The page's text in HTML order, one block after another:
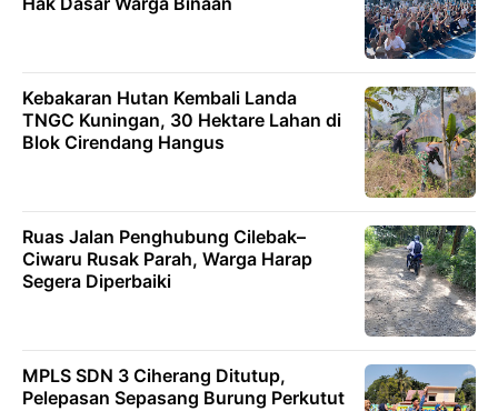
Kebakaran Hutan Kembali Landa
TNGC Kuningan, 30 Hektare Lahan di
Blok Cirendang Hangus
Ruas Jalan Penghubung Cilebak–
Ciwaru Rusak Parah, Warga Harap
Segera Diperbaiki
MPLS SDN 3 Ciherang Ditutup,
Pelepasan Sepasang Burung Perkutut